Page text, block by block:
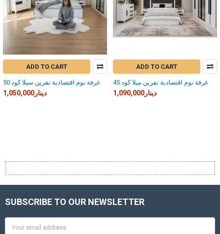
ADD TO CART
غرفة نوم اقتصادية نفرين سيلا كود 50
1,050,000دينار
ADD TO CART
غرفة نوم اقتصادية نفرين ميلا كود 45
1,090,000دينار
Footer
SUBSCRIBE TO OUR NEWSLETTER
Address